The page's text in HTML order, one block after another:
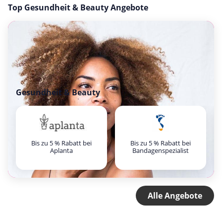
Top Gesundheit & Beauty Angebote
Gesundheit & Beauty
Bis zu 5 % Rabatt bei
Aplanta
Bis zu 5 % Rabatt bei
Bandagenspezialist
Alle Angebote